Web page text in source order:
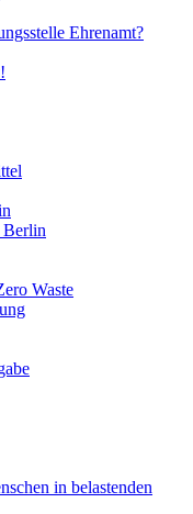
Ehrenamt?
Berlin
Waste
in belastenden